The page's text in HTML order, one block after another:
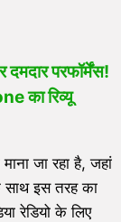
परफॉर्मेंस!
का रिव्यू
जा रहा है, जहां
साथ इस तरह का
रेडियो के लिए